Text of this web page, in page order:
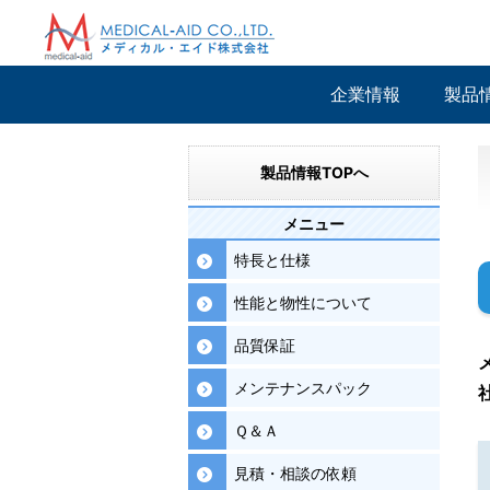
企業情報 製品
製品情報TOPへ
メニュー
特長と仕様
性能と物性について
品質保証
メンテナンスパック
Ｑ＆Ａ
見積・相談の依頼